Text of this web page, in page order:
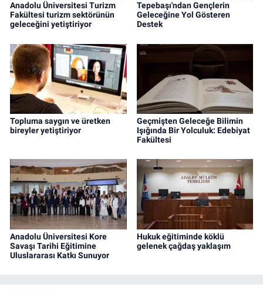
Anadolu Üniversitesi Turizm
Fakültesi turizm sektörünün
geleceğini yetiştiriyor
Tepebaşı'ndan Gençlerin
Geleceğine Yol Gösteren
Destek
Topluma saygın ve üretken
bireyler yetiştiriyor
Geçmişten Geleceğe Bilimin
Işığında Bir Yolculuk: Edebiyat
Fakültesi
Anadolu Üniversitesi Kore
Savaşı Tarihi Eğitimine
Uluslararası Katkı Sunuyor
Hukuk eğitiminde köklü
gelenek çağdaş yaklaşım